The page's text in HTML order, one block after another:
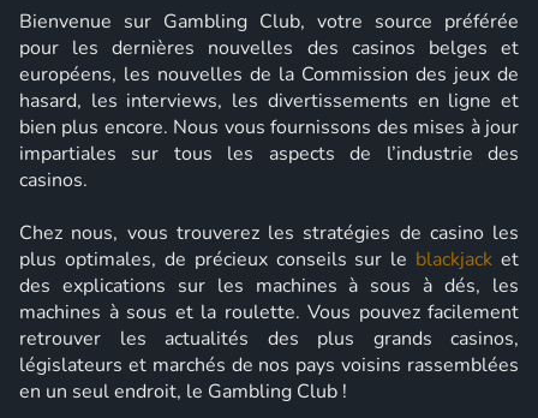
Bienvenue sur Gambling Club, votre source préférée
pour les dernières nouvelles des casinos belges et
européens, les nouvelles de la Commission des jeux de
hasard, les interviews, les divertissements en ligne et
bien plus encore. Nous vous fournissons des mises à jour
impartiales sur tous les aspects de l’industrie des
casinos.
Chez nous, vous trouverez les stratégies de casino les
plus optimales, de précieux conseils sur le blackjack et
des explications sur les machines à sous à dés, les
machines à sous et la roulette. Vous pouvez facilement
retrouver les actualités des plus grands casinos,
législateurs et marchés de nos pays voisins rassemblées
en un seul endroit, le Gambling Club !